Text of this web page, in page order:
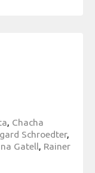
, Chacha
Schroedter,
Gatell, Rainer